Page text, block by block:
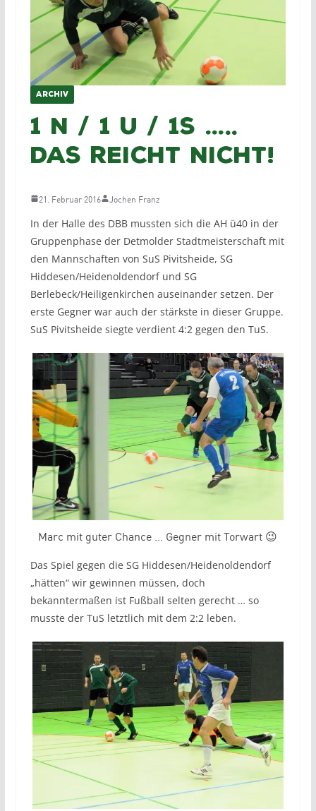
ARCHIV
1 N / 1 U / 1S …..
das reicht nicht!
21. Februar 2016 Jochen Franz
In der Halle des DBB mussten sich die AH ü40 in der
Gruppenphase der Detmolder Stadtmeisterschaft mit
den Mannschaften von SuS Pivitsheide, SG
Hiddesen/Heidenoldendorf und SG
Berlebeck/Heiligenkirchen auseinander setzen. Der
erste Gegner war auch der stärkste in dieser Gruppe.
SuS Pivitsheide siegte verdient 4:2 gegen den TuS.
Marc mit guter Chance … Gegner mit Torwart 😉
Das Spiel gegen die SG Hiddesen/Heidenoldendorf
„hätten“ wir gewinnen müssen, doch
bekanntermaßen ist Fußball selten gerecht … so
musste der TuS letztlich mit dem 2:2 leben.